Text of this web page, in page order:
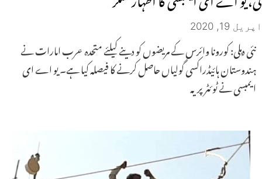
اپریل 19, 2020
نئی دہلی: کورونا وائرس کے مریضوں کو دینے کیلئے متحدہ عرب امارات نے
ہندوستان ہائیڈراکسی گولیاں حاصل کرنے کا فیصلہ کیا ہے۔ یو اے ای
ایمبسی نے ٹوئٹر پر یہ